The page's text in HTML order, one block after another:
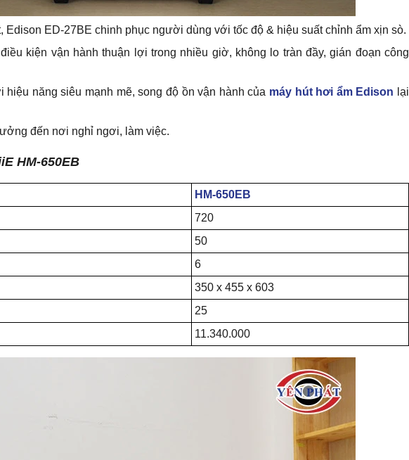
Edison ED-27BE chinh phục người dùng với tốc độ & hiệu suất chỉnh ẩm xịn sò.
kiện vận hành thuận lợi trong nhiều giờ, không lo tràn đầy, gián đoạn công
năng siêu mạnh mẽ, song độ ồn vận hành của máy hút hơi ẩm Edison lại
đến nơi nghỉ ngơi, làm việc.
HM-650EB
HM-650EB
720
50
6
350 x 455 x 603
25
11.340.000